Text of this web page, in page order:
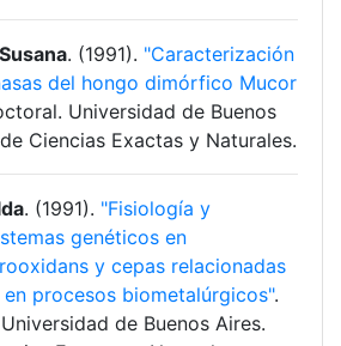
. (1991). "Caracterización
del hongo dimórfico Mucor
Universidad de Buenos
Ciencias Exactas y Naturales.
. (1991). "Fisiología y
genéticos en
y cepas relacionadas
procesos biometalúrgicos".
de Buenos Aires.